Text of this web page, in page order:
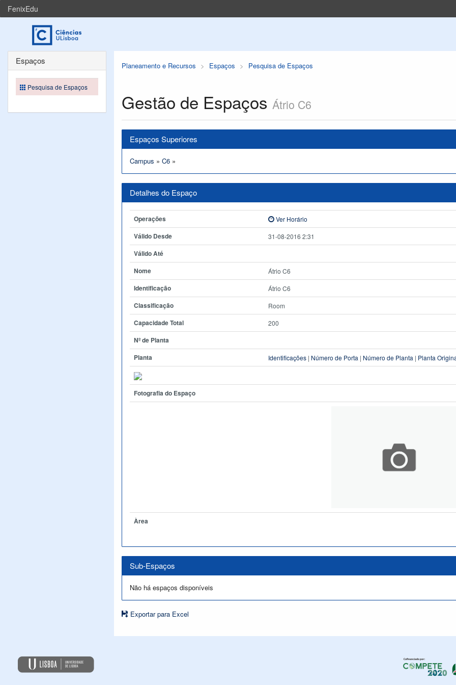
FenixEdu
Planeamento e Recursos Espaços Pesquisa de Espaços
Gestão de Espaços Átrio C6
Espaços Superiores
Campus » C6 »
Detalhes do Espaço
Operações Ver Horário
Válido Desde 31-08-2016 2:31
Válido Até
Nome
Átrio C6
Identificação Átrio C6
Classificação Room
Capacidade Total 200
Nº de Planta
Planta
Identificações | Número de Porta | Número de Planta | Planta
Fotografia do Espaço
Àrea
Sub-Espaços
Não há espaços disponíveis
Exportar para Excel
Espaços
Pesquisa de Espaços